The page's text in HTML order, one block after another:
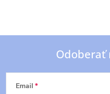
Z
Odoberať
Email